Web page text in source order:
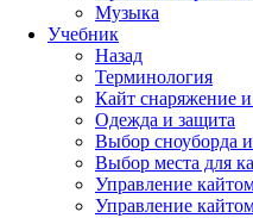
Музыка
Учебник
Назад
Терминология
Кайт снаряжение
Одежда и защита
Выбор сноуборда
Выбор места для
Управление
Управление